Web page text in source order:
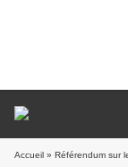
Accueil » Référendum sur